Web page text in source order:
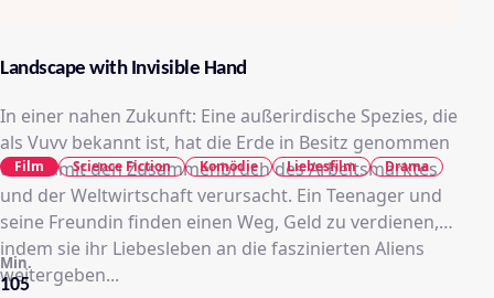
Landscape with Invisible Hand
In einer nahen Zukunft: Eine außerirdische Spezies, die
als Vuvv bekannt ist, hat die Erde in Besitz genommen
und damit den Zusammenbruch des Arbeitsmarktes
und der Weltwirtschaft verursacht. Ein Teenager und
seine Freundin finden einen Weg, Geld zu verdienen,
indem sie ihr Liebesleben an die faszinierten Aliens
weitergeben...
105
Min.
Film Science Fiction Komödie Liebesfilm Drama